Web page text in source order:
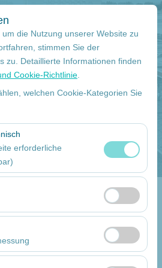
die Nutzung unserer Website zu
stimmen Sie der
zu. Detaillierte Informationen finden
Cookie-Richtlinie
welchen Cookie-Kategorien Sie
erforderliche
ordnungsgemäße
die Sicherheit, die
grundlegende Funktionen
nicht deaktiviert werden.
es uns, zu analysieren, wie
wird (Besucherzahl,
Diese Daten
Leistung der Website zu
es uns, Ihnen auf Ihre
Flughafen Internationale Flüge
auswählen
09:00